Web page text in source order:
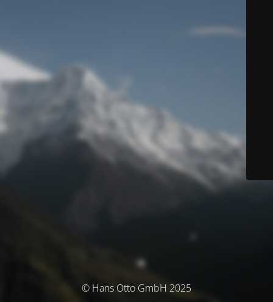
© Hans Otto GmbH 2025